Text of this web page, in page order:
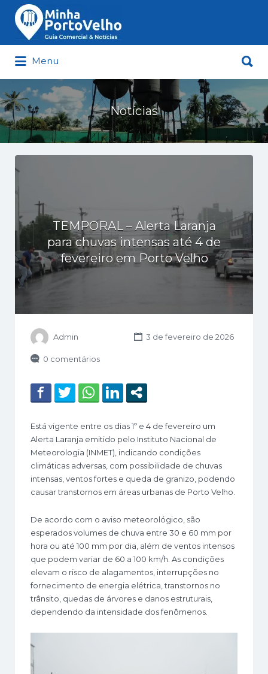
Minha Porto Velho – Seu Guia
Comercial e Notícias de Porto Velho
Buscar
por:
Menu
por:
Notícias
TEMPORAL – Alerta Laranja
para chuvas intensas até 4 de
fevereiro em Porto Velho
Admin 3 de fevereiro de 2026
0 comentários
Está vigente entre os dias 1º e 4 de fevereiro um
Alerta Laranja emitido pelo Instituto Nacional de
Meteorologia (INMET), indicando condições
climáticas adversas, com possibilidade de chuvas
intensas, ventos fortes e queda de granizo, podendo
causar transtornos em áreas urbanas de Porto Velho.
De acordo com o aviso meteorológico, são
esperados volumes de chuva entre 30 e 60 mm por
hora ou até 100 mm por dia, além de ventos intensos
que podem variar de 60 a 100 km/h. As condições
elevam o risco de alagamentos, interrupções no
fornecimento de energia elétrica, transtornos no
trânsito, quedas de árvores e danos estruturais,
dependendo da intensidade dos fenômenos.